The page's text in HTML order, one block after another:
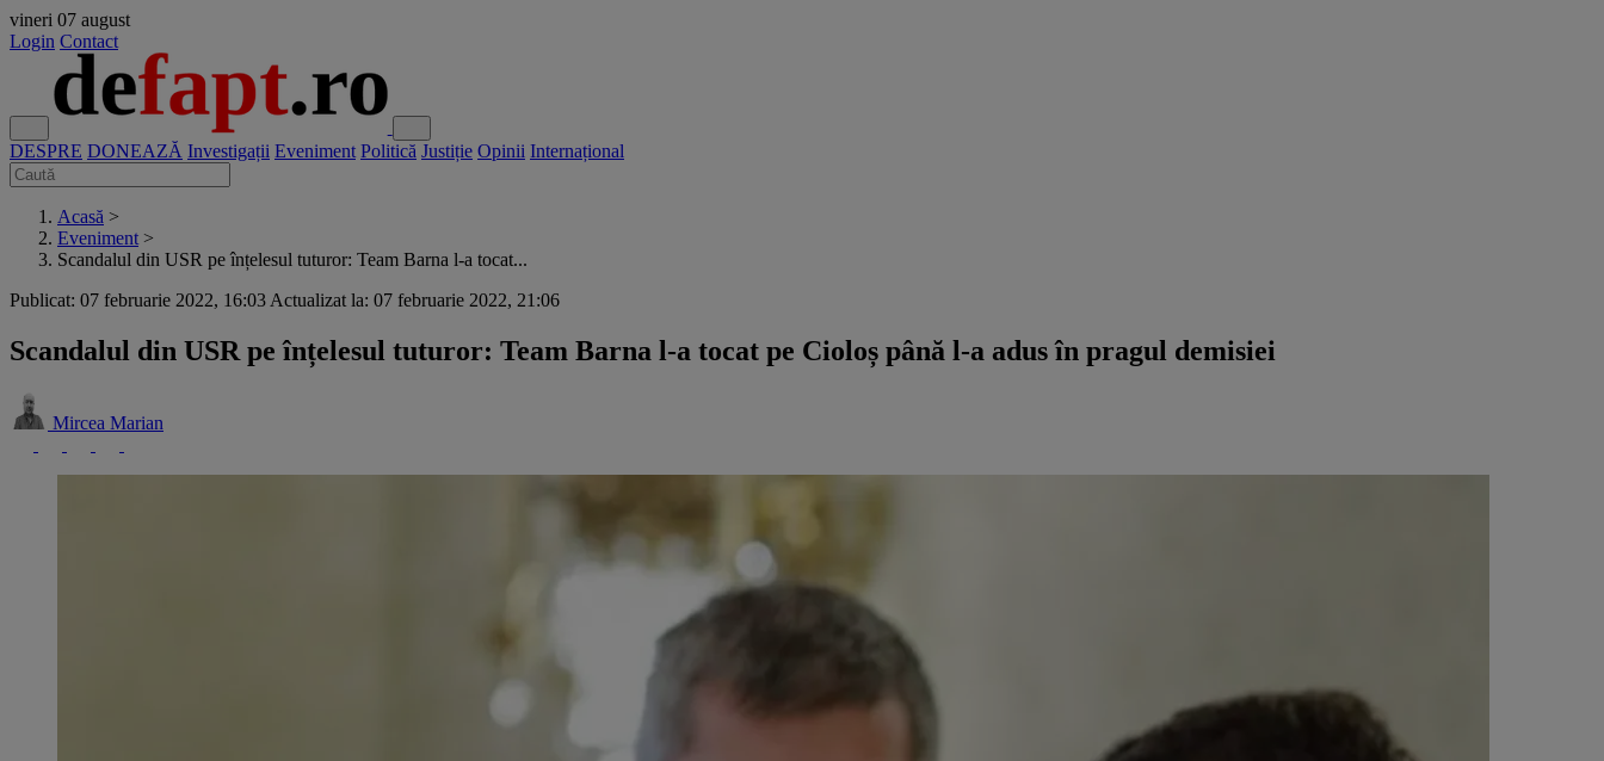
vineri 07 august
Login Contact
DESPRE DONEAZĂ Investigații Eveniment Politică Justiție Opinii Internațional
Acasă >
Eveniment >
Scandalul din USR pe înțelesul tuturor: Team Barna l-a tocat...
Publicat: 07 februarie 2022, 16:03 Actualizat la: 07 februarie 2022, 21:06
Scandalul din USR pe înțelesul tuturor: Team Barna l-a tocat pe Cioloș până l-a adus în pragul demisiei
Mircea Marian